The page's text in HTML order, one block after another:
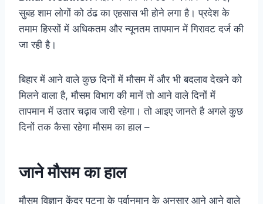
सुबह शाम लोगों को ठंढ का एहसास भी होने लगा है। प्रदेश के
तमाम हिस्सों में अधिकतम और न्यूनतम तापमान में गिरावट दर्ज की
जा रही है।
बिहार में आने वाले कुछ दिनों में मौसम में और भी बदलाव देखने को
मिलने वाला है,मौसम विभाग की मानें तो आने वाले दिनों में
तापमान में उतार चढ़ाव जारी रहेगा। तो आइए जानते है अगले कुछ
दिनों तक कैसा रहेगा मौसम का हाल –
जाने मौसम का हाल
मौसम विज्ञान केंद्र पटना के पूर्वानुमान के अनुसार आने आने वाले